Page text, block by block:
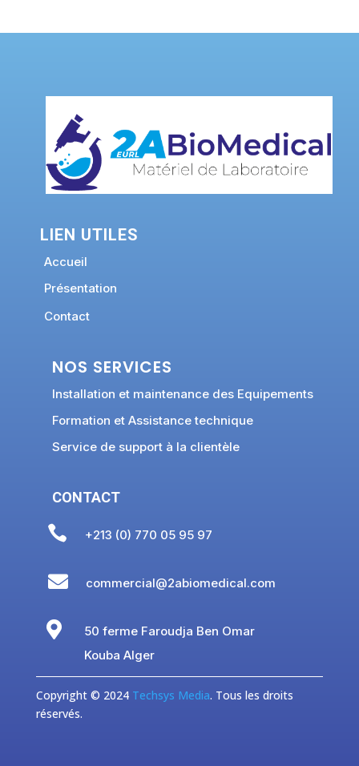
LIEN UTILES
Accueil
Présentation
Contact
NOS SERVICES
Installation et maintenance des Equipements
Formation et Assistance technique
Service de support à la clientèle
CONTACT
 +213 (0) 770 05 95 97
 commercial@2abiomedical.com

50 ferme Faroudja Ben Omar
Kouba Alger
Copyright © 2024 Techsys Media. Tous les droits
réservés.